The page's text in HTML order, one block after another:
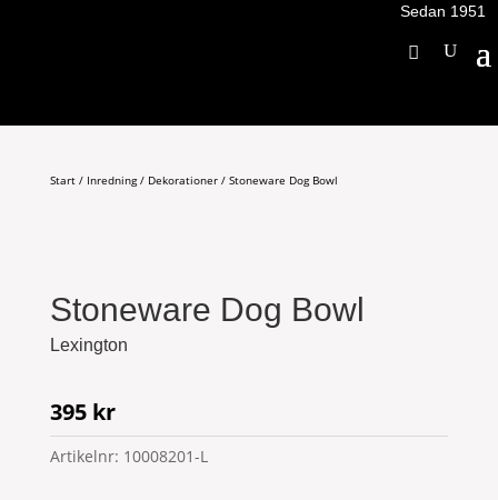
Sedan 1951
Start/ Inredning/ Dekorationer/ Stoneware Dog Bowl
Stoneware Dog Bowl
Lexington
395 kr
Artikelnr: 10008201-L